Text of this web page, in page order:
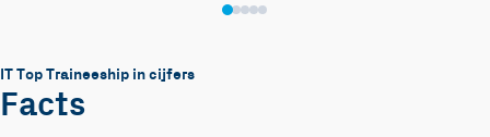
IT Top Traineeship in cijfers
Facts